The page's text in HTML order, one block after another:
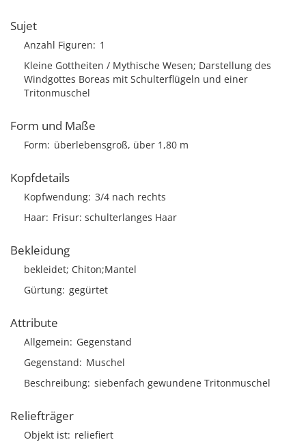
Sujet
Anzahl Figuren
1
Kleine Gottheiten / Mythische Wesen; Darstellung des
Windgottes Boreas mit Schulterflügeln und einer
Tritonmuschel
Form und Maße
Form überlebensgroß, über 1,80 m
Kopfdetails
Kopfwendung 3/4 nach rechts
Haar Frisur schulterlanges Haar
Bekleidung
bekleidet; Chiton;Mantel
Gürtung gegürtet
Attribute
Allgemein
Gegenstand
Gegenstand
Muschel
Beschreibung siebenfach gewundene Tritonmuschel
Reliefträger
Objekt ist reliefiert